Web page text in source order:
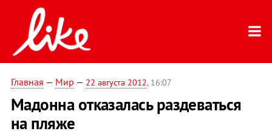
Главная — Мир — 22 августа 2012, 16:07
Мадонна отказалась раздеваться
на пляже